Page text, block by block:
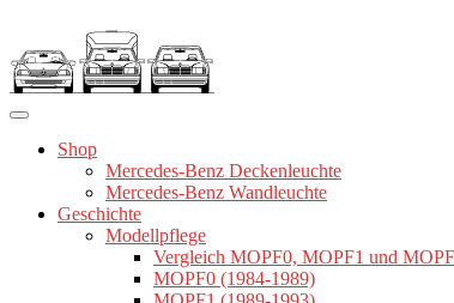
springen
Shop
Mercedes-Benz Deckenleuchte
Mercedes-Benz Wandleuchte
Geschichte
Modellpflege
Vergleich MOPF0, MOPF1 und
MOPF0 (1984-1989)